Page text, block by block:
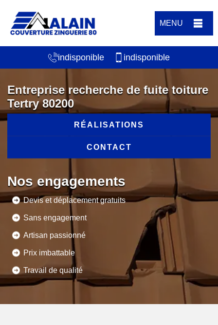
MENU
indisponible indisponible
Entreprise recherche de fuite toiture
Tertry 80200
RÉALISATIONS
CONTACT
Nos engagements
Devis et déplacement gratuits
Sans engagement
Artisan passionné
Prix imbattable
Travail de qualité